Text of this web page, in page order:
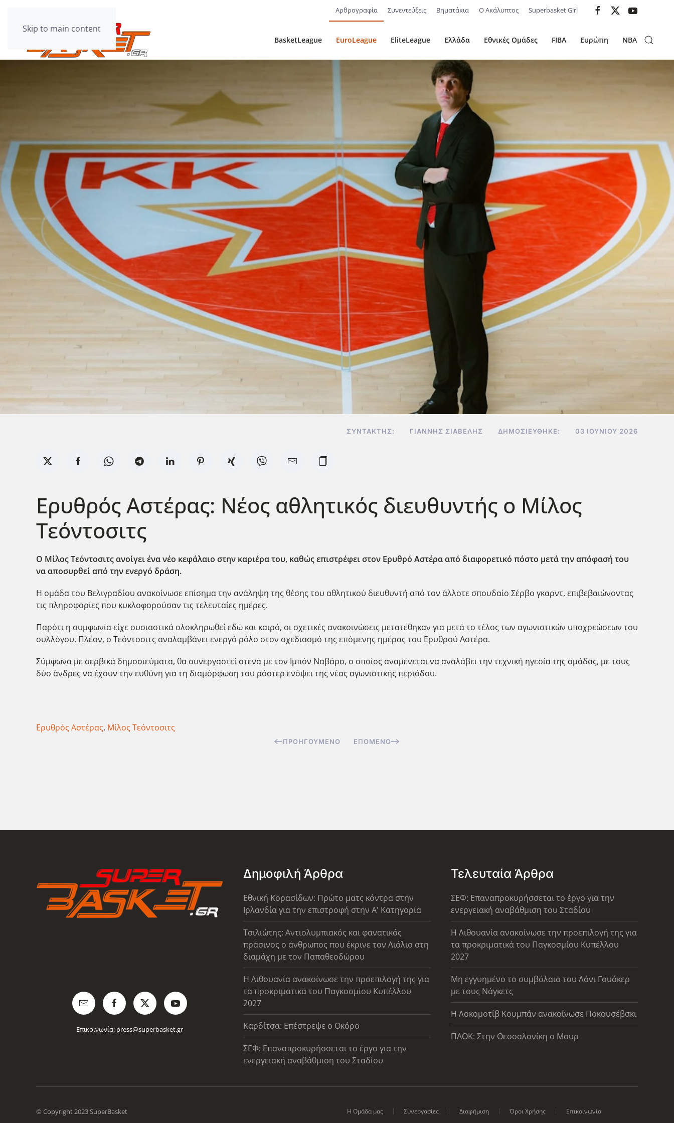
Skip to main content
Αρθρογραφία Συνεντεύξεις Βηματάκια Ο Ακάλυπτος Superbasket Girl
BasketLeague EuroLeague EliteLeague Ελλάδα Εθνικές Ομάδες FIBA Ευρώπη NBA
ΣΥΝΤΆΚΤΗΣ: ΓΙΆΝΝΗΣ ΣΙΑΒΕΛΉΣ ΔΗΜΟΣΙΕΎΘΗΚΕ: 03 ΙΟΥΝΊΟΥ 2026
Ερυθρός Αστέρας: Νέος αθλητικός διευθυντής ο Μίλος
Τεόντοσιτς
Ο Μίλος Τεόντοσιτς ανοίγει ένα νέο κεφάλαιο στην καριέρα του, καθώς επιστρέφει στον Ερυθρό Αστέρα από διαφορετικό πόστο μετά την απόφασή του
να αποσυρθεί από την ενεργό δράση.
Η ομάδα του Βελιγραδίου ανακοίνωσε επίσημα την ανάληψη της θέσης του αθλητικού διευθυντή από τον άλλοτε σπουδαίο Σέρβο γκαρντ, επιβεβαιώνοντας
τις πληροφορίες που κυκλοφορούσαν τις τελευταίες ημέρες.
Παρότι η συμφωνία είχε ουσιαστικά ολοκληρωθεί εδώ και καιρό, οι σχετικές ανακοινώσεις μετατέθηκαν για μετά το τέλος των αγωνιστικών υποχρεώσεων του
συλλόγου. Πλέον, ο Τεόντοσιτς αναλαμβάνει ενεργό ρόλο στον σχεδιασμό της επόμενης ημέρας του Ερυθρού Αστέρα.
Σύμφωνα με σερβικά δημοσιεύματα, θα συνεργαστεί στενά με τον Ιμπόν Ναβάρο, ο οποίος αναμένεται να αναλάβει την τεχνική ηγεσία της ομάδας, με τους
δύο άνδρες να έχουν την ευθύνη για τη διαμόρφωση του ρόστερ ενόψει της νέας αγωνιστικής περιόδου.
Ερυθρός Αστέρας, Μίλος Τεόντοσιτς
ΠΡΟΗΓΟΎΜΕΝΟ ΕΠΌΜΕΝΟ
Επικοινωνία: press@superbasket.gr
Δημοφιλή Άρθρα
Εθνική Κορασίδων: Πρώτο ματς κόντρα στην
Ιρλανδία για την επιστροφή στην Α' Κατηγορία
Τσιλιώτης: Αντιολυμπιακός και φανατικός
πράσινος ο άνθρωπος που έκρινε τον Λιόλιο στη
διαμάχη με τον Παπαθεοδώρου
Η Λιθουανία ανακοίνωσε την προεπιλογή της για
τα προκριματικά του Παγκοσμίου Κυπέλλου
2027
Καρδίτσα: Επέστρεψε ο Οκόρο
ΣΕΦ: Επαναπροκυρήσσεται το έργο για την
ενεργειακή αναβάθμιση του Σταδίου
Τελευταία Άρθρα
ΣΕΦ: Επαναπροκυρήσσεται το έργο για την
ενεργειακή αναβάθμιση του Σταδίου
Η Λιθουανία ανακοίνωσε την προεπιλογή της για
τα προκριματικά του Παγκοσμίου Κυπέλλου
2027
Μη εγγυημένο το συμβόλαιο του Λόνι Γουόκερ
με τους Νάγκετς
Η Λοκομοτίβ Κουμπάν ανακοίνωσε Ποκουσέβσκι
ΠΑΟΚ: Στην Θεσσαλονίκη ο Μουρ
© Copyright 2023 SuperBasket Η Ομάδα μας Συνεργασίες Διαφήμιση Όροι Χρήσης Επικοινωνία